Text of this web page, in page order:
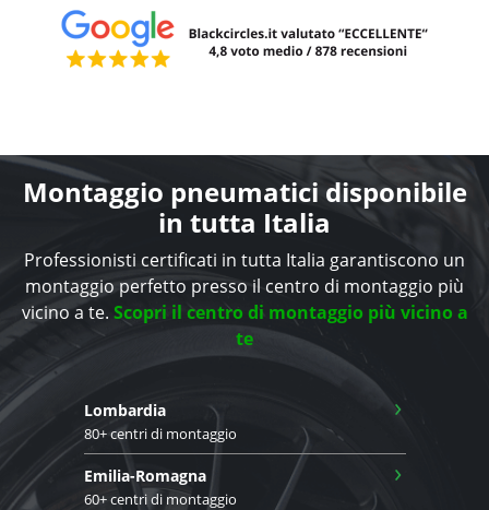
Montaggio pneumatici disponibile
in tutta Italia
Professionisti certificati in tutta Italia garantiscono un
montaggio perfetto presso il centro di montaggio più
vicino a te. Scopri il centro di montaggio più vicino a
te
Lombardia
80+ centri di montaggio
›
Emilia-Romagna
60+ centri di montaggio
›